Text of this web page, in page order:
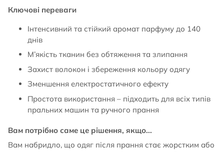
Ключові переваги
Інтенсивний та стійкий аромат парфуму до 140
днів
М’якість тканин без обтяження та злипання
Захист волокон і збереження кольору одягу
Зменшення електростатичного ефекту
Простота використання – підходить для всіх типів
пральних машин та ручного прання
Вам потрібно саме це рішення, якщо...
Вам набридло, що одяг після прання стає жорстким або